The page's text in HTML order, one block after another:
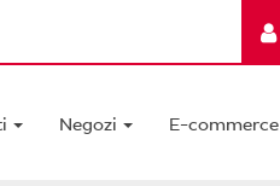
Negozi E-commerce